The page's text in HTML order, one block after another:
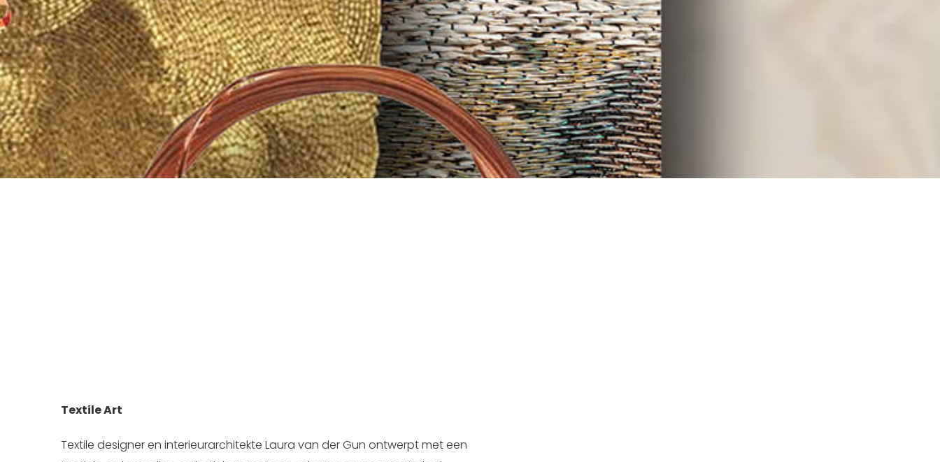
Textile Art
Textile designer en interieurarchitekte Laura van der Gun ontwerpt met een